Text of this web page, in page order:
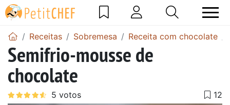
Receitas Sobremesa Receita com chocolate
Semifrio-mousse de
chocolate